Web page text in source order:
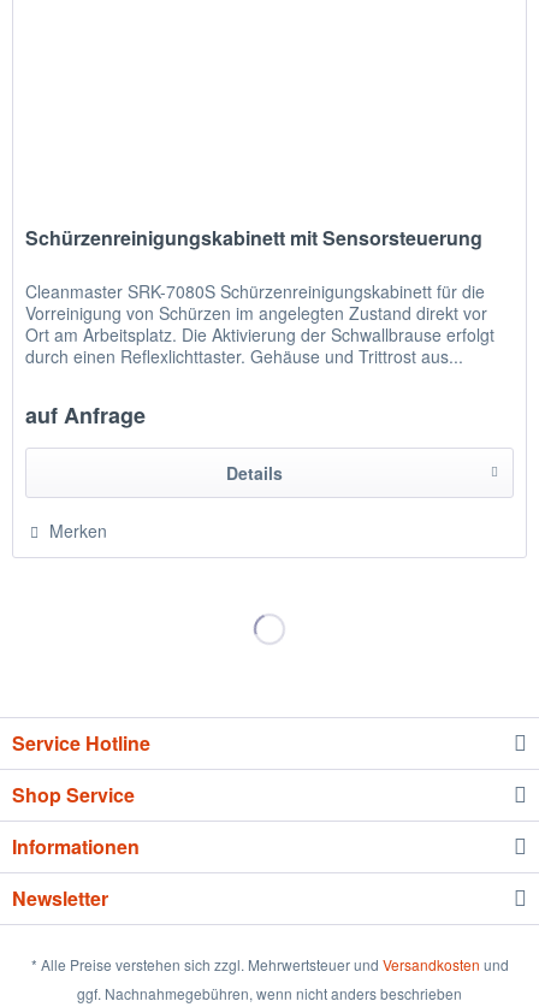
Schürzenreinigungskabinett mit Sensorsteuerung
Cleanmaster SRK-7080S Schürzenreinigungskabinett für die
Vorreinigung von Schürzen im angelegten Zustand direkt vor
Ort am Arbeitsplatz. Die Aktivierung der Schwallbrause erfolgt
durch einen Reflexlichttaster. Gehäuse und Trittrost aus...
auf Anfrage
Details
Merken
Service Hotline
Shop Service
Informationen
Newsletter
* Alle Preise verstehen sich zzgl. Mehrwertsteuer und Versandkosten und
ggf. Nachnahmegebühren, wenn nicht anders beschrieben